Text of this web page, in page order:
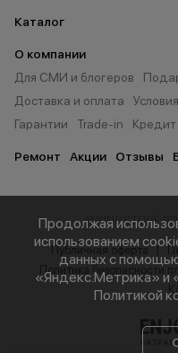
Каталог
О компании
Для СМИ и блогеров
Доставка и оплата
Гарантии
Trade-in Кредит
Ремонт Акции Отзывы
© KINGSTORE
Публичная оферта
Политика безопасности
Продолжая
использованием
данных с
«Яндекс.Метрика» и
Политикой